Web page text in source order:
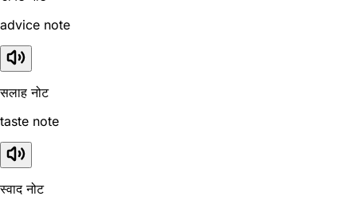
advice note
सलाह नोट
taste note
स्वाद नोट